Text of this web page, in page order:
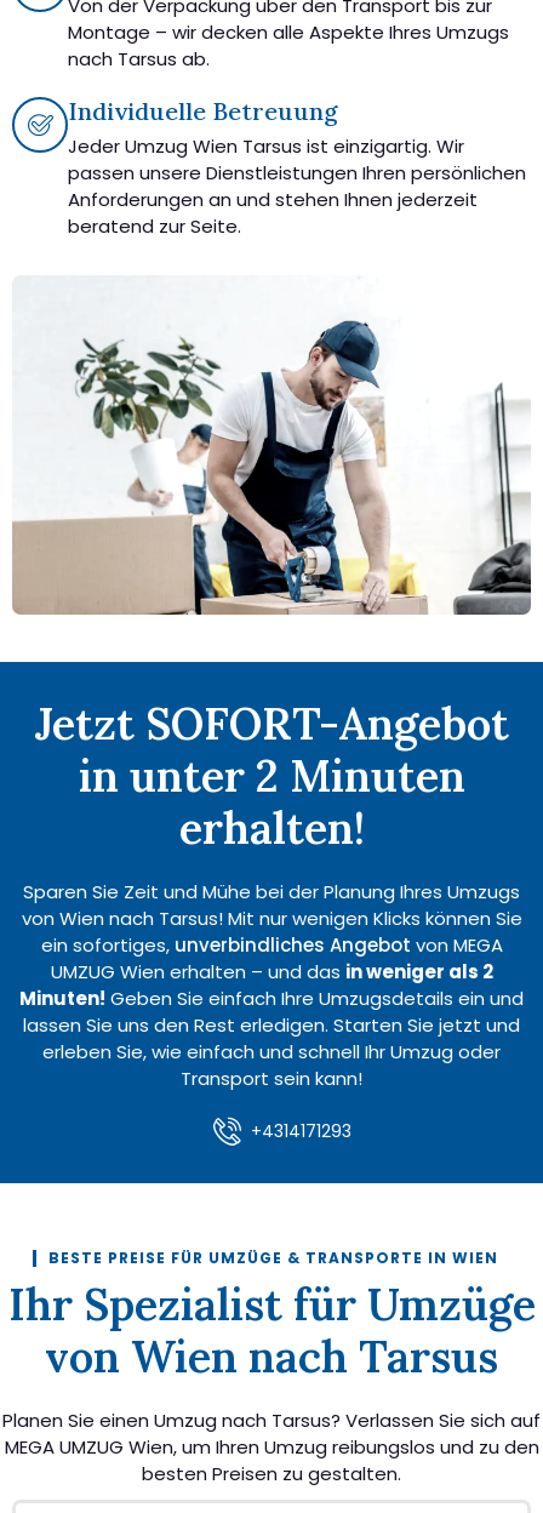
Montage – wir decken alle Aspekte Ihres Umzugs
nach Tarsus ab.
Individuelle Betreuung
Jeder Umzug Wien Tarsus ist einzigartig. Wir
passen unsere Dienstleistungen Ihren persönlichen
Anforderungen an und stehen Ihnen jederzeit
beratend zur Seite.
Jetzt SOFORT-Angebot
in unter 2 Minuten
erhalten!
Sparen Sie Zeit und Mühe bei der Planung Ihres Umzugs
von Wien nach Tarsus! Mit nur wenigen Klicks können Sie
ein sofortiges, unverbindliches Angebot von MEGA
UMZUG Wien erhalten – und das in weniger als 2
Minuten! Geben Sie einfach Ihre Umzugsdetails ein und
lassen Sie uns den Rest erledigen. Starten Sie jetzt und
erleben Sie, wie einfach und schnell Ihr Umzug oder
Transport sein kann!
+4314171293
BESTE PREISE FÜR UMZÜGE & TRANSPORTE IN WIEN
Ihr Spezialist für Umzüge
von Wien nach Tarsus
Planen Sie einen Umzug nach Tarsus? Verlassen Sie sich auf
MEGA UMZUG Wien, um Ihren Umzug reibungslos und zu den
besten Preisen zu gestalten.